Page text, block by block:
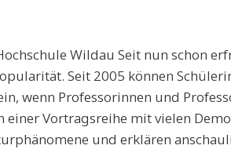
Wildau Seit nun schon
Seit 2005 können
wenn Professorinnen und
einer Vortragsreihe mit vielen
und erklären